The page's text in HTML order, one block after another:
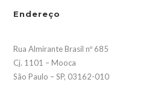
Endereço
Rua Almirante Brasil nº 685
Cj. 1101 – Mooca
São Paulo – SP, 03162-010